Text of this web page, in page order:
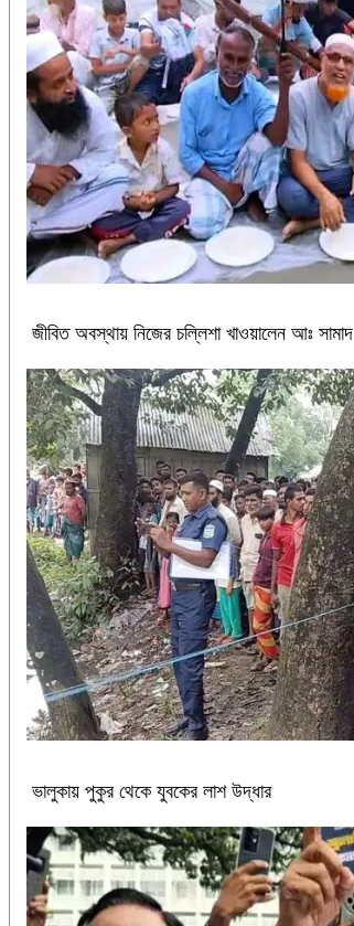
জীবিত অবস্থায় নিজের চল্লিশা খাওয়ালেন আঃ সামাদ
ভালুকায় পুকুর থেকে যুবকের লাশ উদ্ধার